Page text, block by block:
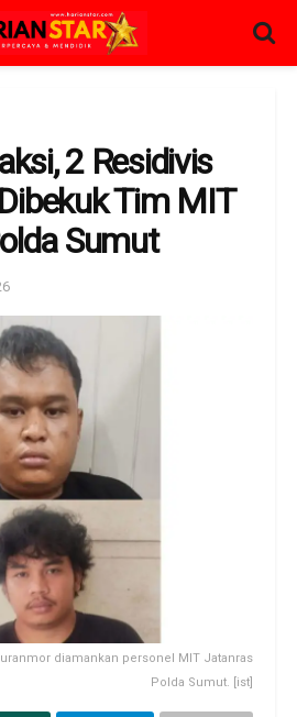
2 Residivis
Tim MIT
Sumut
diamankan personel MIT Jatanras
Polda Sumut. [ist]